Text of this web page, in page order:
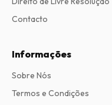
Contacto
Informações
Sobre Nós
Termos e Condições